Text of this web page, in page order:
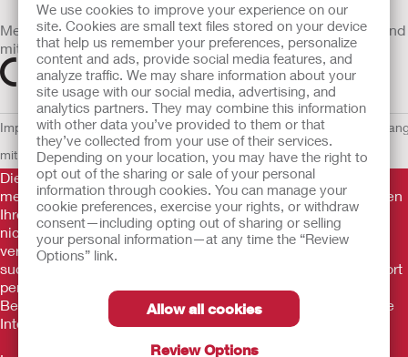
We use cookies to improve your experience on our
site. Cookies are small text files stored on your device
that help us remember your preferences, personalize
content and ads, provide social media features, and
analyze traffic. We may share information about your
site usage with our social media, advertising, and
analytics partners. They may combine this information
with other data you’ve provided to them or that
they’ve collected from your use of their services.
Depending on your location, you may have the right to
opt out of the sharing or sale of your personal
information through cookies. You can manage your
cookie preferences, exercise your rights, or withdraw
consent—including opting out of sharing or selling
your personal information—at any time the “Review
Options” link.
Allow all cookies
Review Options
Medizinprodukte, die innerhalb der EU vertrieben werden, sind
mit einem der folgenden Symbole gekennzeichnet
Impressum AGB Nutzungsbedingungen Datenschutzerklärung
mit CookiesEU Whistleblowern-Mitteilung
Die Informationen auf dieser Website sind nicht als
medizinische Beratung gedacht und sollen die Empfehlungen
Ihres eigenen Arztes oder anderer medizinischer Fachkräfte
nicht ersetzen. Diese Website sollte auch nicht dazu
verwendet werden, in einem medizinischen Notfall Hilfe zu
suchen. In einem medizinischen Notfall sollten Sie sich sofort
persönlich in ärztliche Behandlung begeben. Da sich
Bestimmungen ab und zu ändern, besuchen Sie bitte unsere
Internetseite für die aktuellsten Informationen.